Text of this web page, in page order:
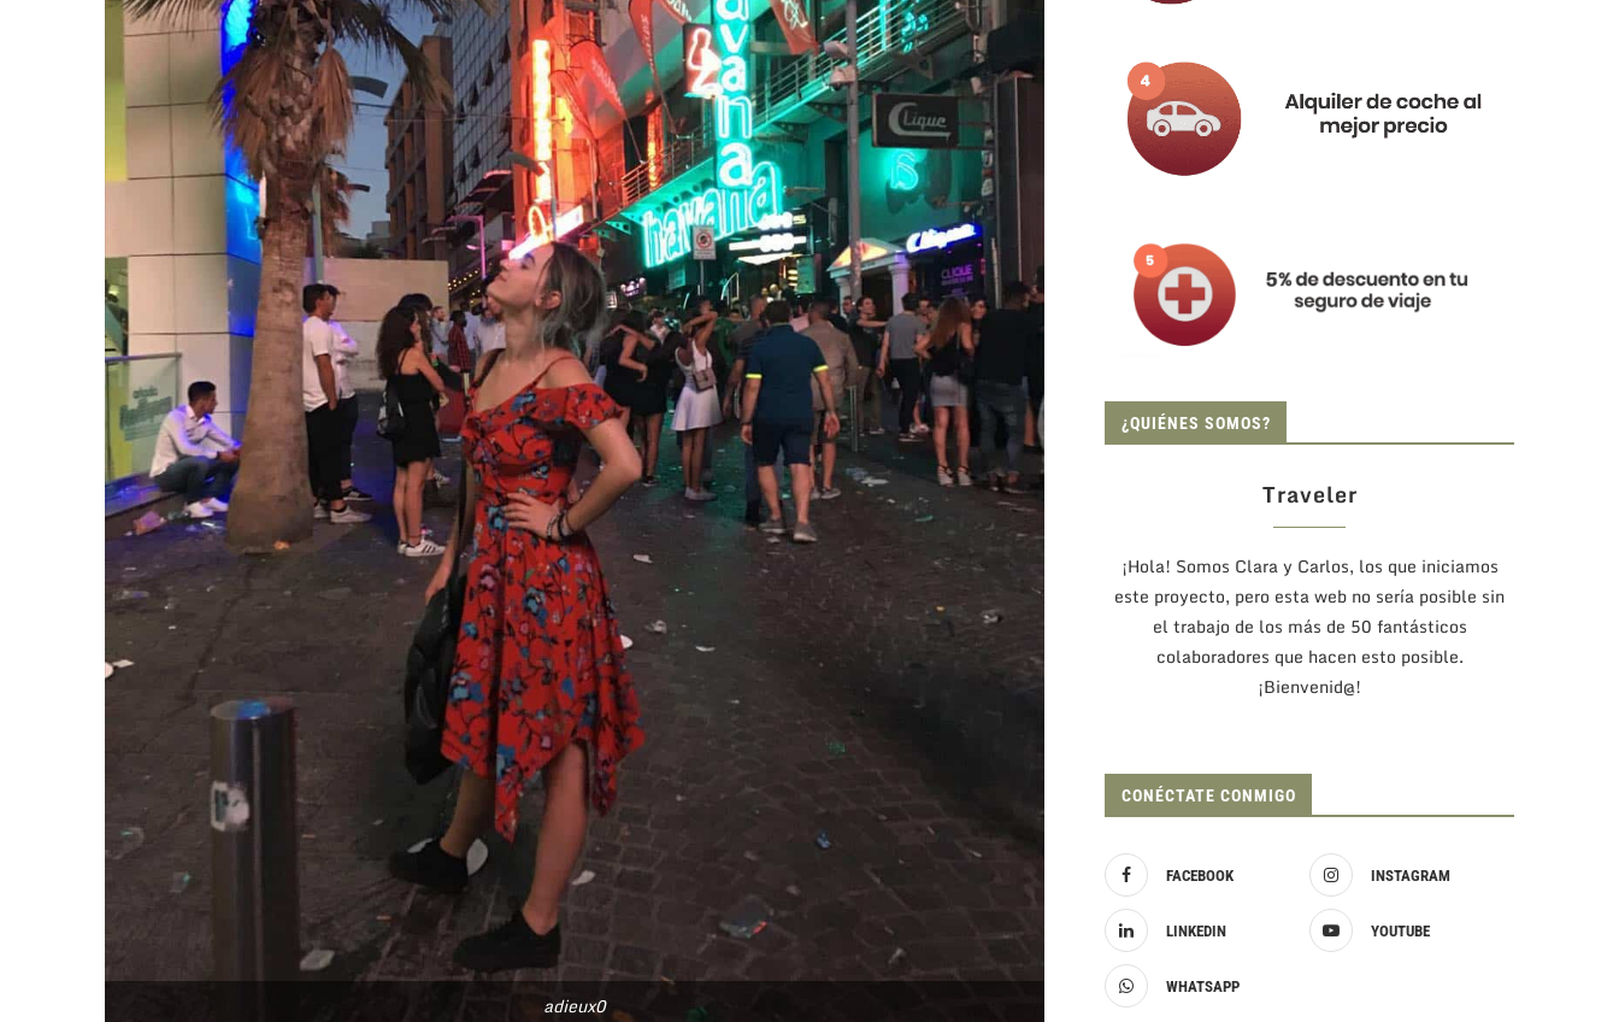
adieux0
¿QUIÉNES SOMOS?
Traveler
¡Hola! Somos Clara y Carlos, los que iniciamos
este proyecto, pero esta web no sería posible sin
el trabajo de los más de 50 fantásticos
colaboradores que hacen esto posible.
¡Bienvenid@!
CONÉCTATE CONMIGO
FACEBOOK INSTAGRAM
LINKEDIN YOUTUBE
WHATSAPP